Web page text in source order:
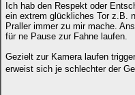
Ich hab den Respekt oder
ein extrem glückliches Tor z.B.
Praller immer zu mir mache.
für ne Pause zur Fahne laufen.
Gezielt zur Kamera laufen
erweist sich je schlechter der